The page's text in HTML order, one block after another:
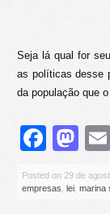
Seja lá qual for
as políticas desse
da população que
Posted on 29 de
empresas lei marina